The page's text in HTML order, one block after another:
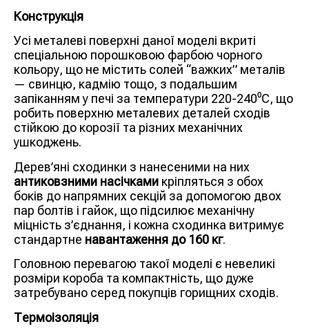
Конструкція
Усі металеві поверхні даної моделі вкриті
спеціальною порошковою фарбою чорного
кольору, що не містить солей “важких” металів
— свинцю, кадмію тощо, з подальшим
запіканням у печі за температури 220-240⁰С, що
робить поверхню металевих деталей сходів
стійкою до корозії та різних механічних
ушкоджень.
Дерев’яні сходинки з нанесеними на них
антиковзними насічками кріпляться з обох
боків до напрямних секцій за допомогою двох
пар болтів і гайок, що підсилює механічну
міцність з’єднання, і кожна сходинка витримує
стандартне навантаження до 160 кг.
Головною перевагою такої моделі є невеликі
розміри короба та компактність, що дуже
затребувано серед покупців горищних сходів.
Термоізоляція